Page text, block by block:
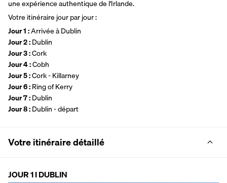
une expérience authentique de l'Irlande.
Votre itinéraire jour par jour :
Jour 1 : Arrivée à Dublin
Jour 2 : Dublin
Jour 3 : Cork
Jour 4 : Cobh
Jour 5 : Cork - Killarney
Jour 6 : Ring of Kerry
Jour 7 : Dublin
Jour 8 : Dublin - départ
Votre itinéraire détaillé
JOUR 1 I DUBLIN